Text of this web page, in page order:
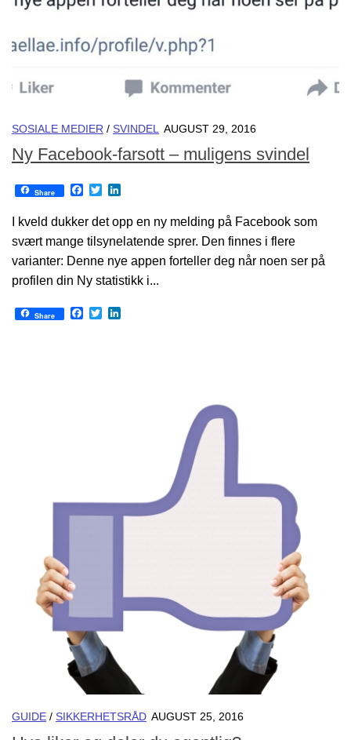
SOSIALE MEDIER / SVINDEL AUGUST 29, 2016
Ny Facebook-farsott – muligens svindel
Share Facebook
Twitter
I kveld dukker det opp en ny melding på Facebook som
svært mange tilsynelatende sprer. Den finnes i flere
varianter: Denne nye appen forteller deg når noen ser på
profilen din Ny statistikk i...
Share Facebook
Twitter
GUIDE / SIKKERHETSRÅD AUGUST 25, 2016